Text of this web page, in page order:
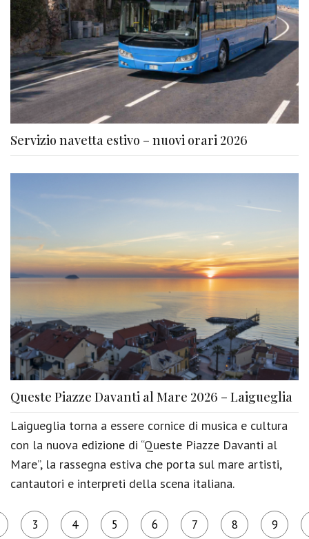
Servizio navetta estivo – nuovi orari 2026
Queste Piazze Davanti al Mare 2026 – Laigueglia
Laigueglia torna a essere cornice di musica e cultura
con la nuova edizione di “Queste Piazze Davanti al
Mare”, la rassegna estiva che porta sul mare artisti,
cantautori e interpreti della scena italiana.
3 4 5 6 7 8 9